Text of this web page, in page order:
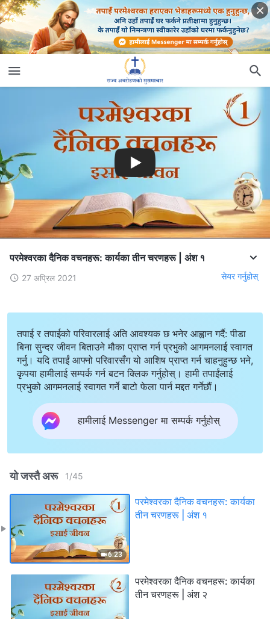
परमेश्‍वरका दैनिक वचनहरू: कार्यका तीन चरणहरू | अंश १
27 अप्रिल 2021 सेयर गर्नुहोस्
तपाई र तपाईको परिवारलाई अति आवश्यक छ भनेर आह्वान गर्दै: पीडा
बिना सुन्दर जीवन बिताउने मौका प्राप्त गर्न प्रभुको आगमनलाई स्वागत
गर्नु। यदि तपाईं आफ्नो परिवारसँग यो आशिष प्राप्त गर्न चाहनुहुन्छ भने,
कृपया हामीलाई सम्पर्क गर्न बटन क्लिक गर्नुहोस्। हामी तपाईंलाई
प्रभुको आगमनलाई स्वागत गर्ने बाटो फेला पार्न मद्दत गर्नेछौं।
हामीलाई Messenger मा सम्पर्क गर्नुहोस्
यो जस्तै अरू 1/45
6:23
परमेश्‍वरका दैनिक वचनहरू: कार्यका
तीन चरणहरू | अंश १
परमेश्‍वरका दैनिक वचनहरू: कार्यका
तीन चरणहरू | अंश २